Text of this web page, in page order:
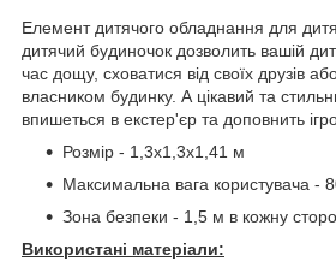
Елемент дитячого обладнання для
дитячий будиночок дозволить вашій
час дощу, сховатися від своїх друзів
власником будинку. А цікавий та
впишеться в екстер'єр та доповнить
Розмір - 1,3х1,3х1,41 м
Максимальна вага користувача -
Зона безпеки - 1,5 м в кожну
Використані матеріали: